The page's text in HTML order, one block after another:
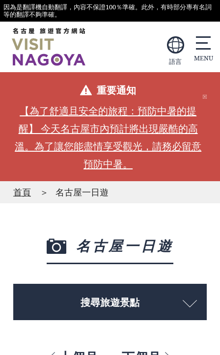
因為是翻譯機自動翻譯，內容不保證100％準確。此外，有時部分專有名詞
等的翻譯不夠準確。
語言
重要通知
【為了舒適且安全的旅程：預防中暑的提
醒】 今天名古屋市內預計將出現嚴酷的高
溫。為了讓您能盡情享受觀光，請務必留意
預防中暑。
首頁 名古屋一日遊
名古屋一日遊
搜尋旅遊景點